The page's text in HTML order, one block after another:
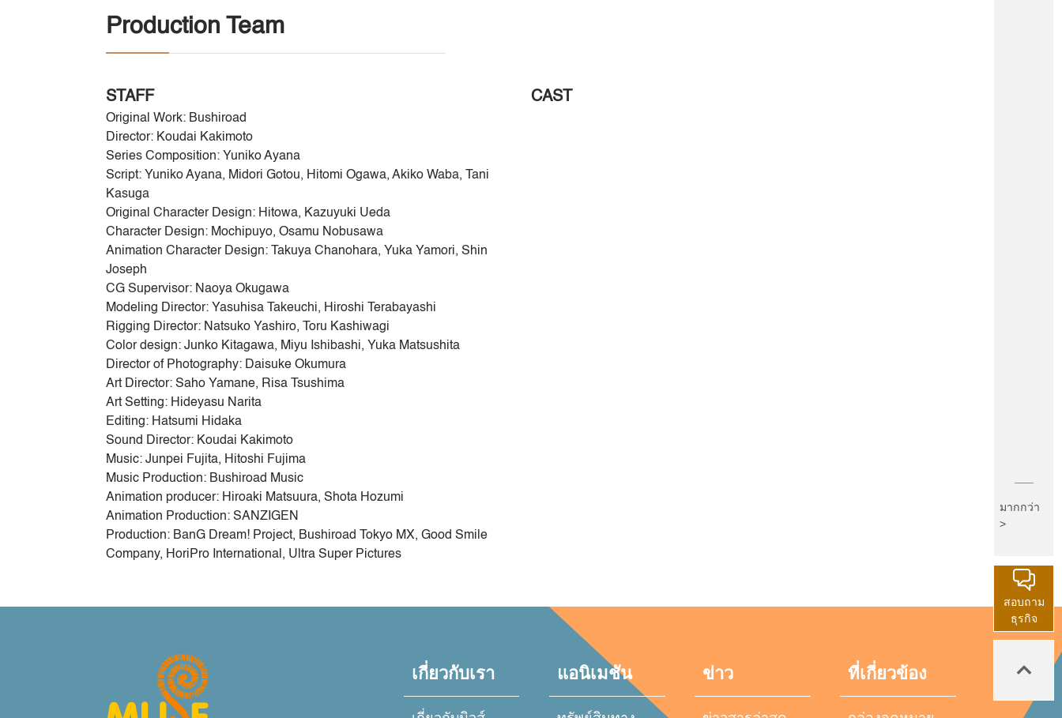
Production Team
STAFF
Original Work: Bushiroad
Director: Koudai Kakimoto
Series Composition: Yuniko Ayana
Script: Yuniko Ayana, Midori Gotou, Hitomi Ogawa, Akiko Waba, Tani
Kasuga
Original Character Design: Hitowa, Kazuyuki Ueda
Character Design: Mochipuyo, Osamu Nobusawa
Animation Character Design: Takuya Chanohara, Yuka Yamori, Shin
Joseph
CG Supervisor: Naoya Okugawa
Modeling Director: Yasuhisa Takeuchi, Hiroshi Terabayashi
Rigging Director: Natsuko Yashiro, Toru Kashiwagi
Color design: Junko Kitagawa, Miyu Ishibashi, Yuka Matsushita
Director of Photography: Daisuke Okumura
Art Director: Saho Yamane, Risa Tsushima
Art Setting: Hideyasu Narita
Editing: Hatsumi Hidaka
Sound Director: Koudai Kakimoto
Music: Junpei Fujita, Hitoshi Fujima
Music Production: Bushiroad Music
Animation producer: Hiroaki Matsuura, Shota Hozumi
Animation Production: SANZIGEN
Production: BanG Dream! Project, Bushiroad Tokyo MX, Good Smile
Company, HoriPro International, Ultra Super Pictures
CAST
เกี่ยวกับเรา แอนิเมชัน ข่าว ที่เกี่ยวข้อง
มากกว่า
>
สอบถาม
ธุรกิจ